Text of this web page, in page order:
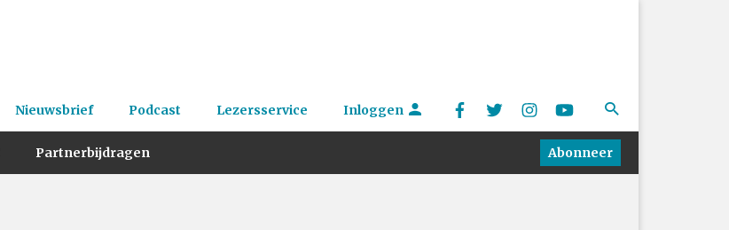
Nieuwsbrief Podcast Lezersservice Inloggen
Partnerbijdragen Abonneer